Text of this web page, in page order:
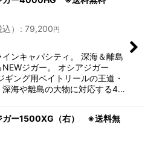
）
: 79,200 円
ンキャパシティ。 深海＆離島
ジガー。 オシアジガー
ング用ベイトリールの王道・
深海や離島の大物に対応する4…
ガー1500XG（右） ※送料無